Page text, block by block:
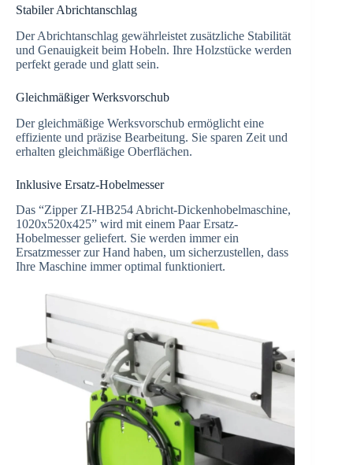
Stabiler Abrichtanschlag
Der Abrichtanschlag gewährleistet zusätzliche Stabilität
und Genauigkeit beim Hobeln. Ihre Holzstücke werden
perfekt gerade und glatt sein.
Gleichmäßiger Werksvorschub
Der gleichmäßige Werksvorschub ermöglicht eine
effiziente und präzise Bearbeitung. Sie sparen Zeit und
erhalten gleichmäßige Oberflächen.
Inklusive Ersatz-Hobelmesser
Das “Zipper ZI-HB254 Abricht-Dickenhobelmaschine,
1020x520x425” wird mit einem Paar Ersatz-
Hobelmesser geliefert. Sie werden immer ein
Ersatzmesser zur Hand haben, um sicherzustellen, dass
Ihre Maschine immer optimal funktioniert.